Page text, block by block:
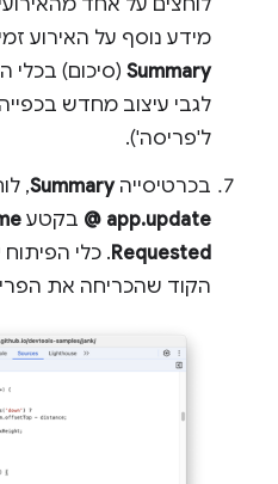
לוחצים על אחד
מידע נוסף על האירוע
Summary (סיכום) בכלי
לגבי עיצוב מחדש
ל'פריסה').
בכרטיסייהSummary
,
app.update @
בקטע
Requested. כלי
הקוד שהכריחה את